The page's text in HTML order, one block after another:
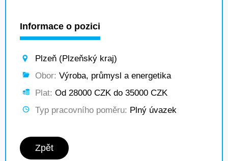
Informace o pozici
Plzeň (Plzeňský kraj)
Obor: Výroba, průmysl a energetika
Plat: Od 28000 CZK do 35000 CZK
Typ pracovního poměru: Plný úvazek
Zpět